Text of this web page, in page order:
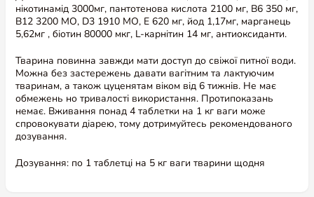
нікотинамід 3000мг, пантотенова кислота 2100 мг, В6 350 мг,
В12 3200 МО, D3 1910 МО, Е 620 мг, йод 1,17мг, марганець
5,62мг , біотин 80000 мкг, L-карнітин 14 мг, антиоксиданти.
Тварина повинна завжди мати доступ до свіжої питної води.
Можна без застережень давати вагітним та лактуючим
тваринам, а також цуценятам віком від 6 тижнів. Не має
обмежень но тривалості використання. Протипоказань
немає. Вживання понад 4 таблетки на 1 кг ваги може
спровокувати діарею, тому дотримуйтесь рекомендованого
дозування.
Дозування: по 1 таблетці на 5 кг ваги тварини щодня